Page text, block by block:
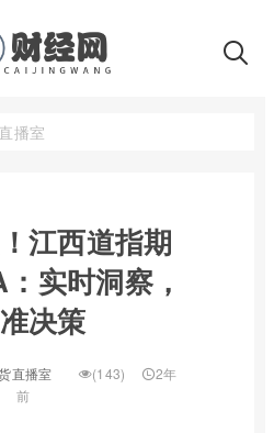
播室
江西道指期
实时洞察，
决策
直播室 (143)
2年
前